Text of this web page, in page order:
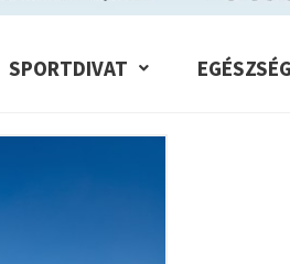
SPORTDIVAT EGÉSZSÉG